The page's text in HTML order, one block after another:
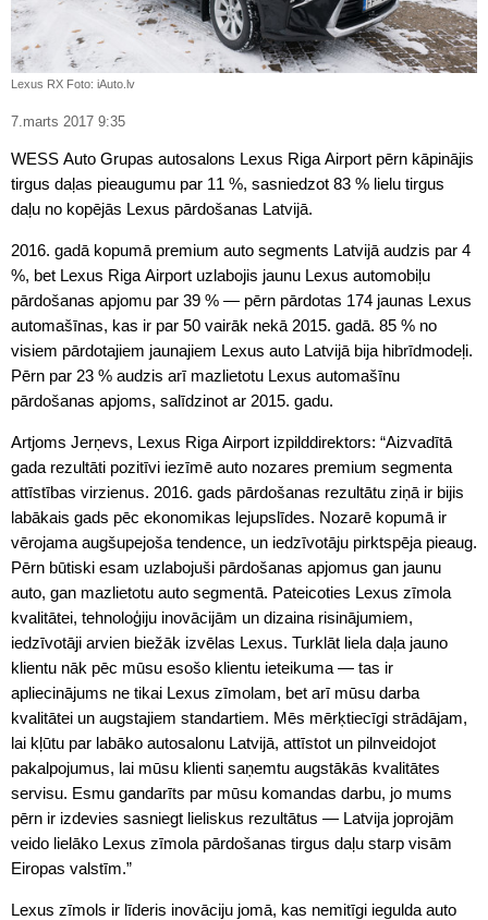
Lexus RX Foto: iAuto.lv
7.marts 2017 9:35
WESS Auto Grupas autosalons Lexus Riga Airport pērn kāpinājis
tirgus daļas pieaugumu par 11 %, sasniedzot 83 % lielu tirgus
daļu no kopējās Lexus pārdošanas Latvijā.
2016. gadā kopumā premium auto segments Latvijā audzis par 4
%, bet Lexus Riga Airport uzlabojis jaunu Lexus automobiļu
pārdošanas apjomu par 39 % — pērn pārdotas 174 jaunas Lexus
automašīnas, kas ir par 50 vairāk nekā 2015. gadā. 85 % no
visiem pārdotajiem jaunajiem Lexus auto Latvijā bija hibrīdmodeļi.
Pērn par 23 % audzis arī mazlietotu Lexus automašīnu
pārdošanas apjoms, salīdzinot ar 2015. gadu.
Artjoms Jerņevs, Lexus Riga Airport izpilddirektors: “Aizvadītā
gada rezultāti pozitīvi iezīmē auto nozares premium segmenta
attīstības virzienus. 2016. gads pārdošanas rezultātu ziņā ir bijis
labākais gads pēc ekonomikas lejupslīdes. Nozarē kopumā ir
vērojama augšupejoša tendence, un iedzīvotāju pirktspēja pieaug.
Pērn būtiski esam uzlabojuši pārdošanas apjomus gan jaunu
auto, gan mazlietotu auto segmentā. Pateicoties Lexus zīmola
kvalitātei, tehnoloģiju inovācijām un dizaina risinājumiem,
iedzīvotāji arvien biežāk izvēlas Lexus. Turklāt liela daļa jauno
klientu nāk pēc mūsu esošo klientu ieteikuma — tas ir
apliecinājums ne tikai Lexus zīmolam, bet arī mūsu darba
kvalitātei un augstajiem standartiem. Mēs mērķtiecīgi strādājam,
lai kļūtu par labāko autosalonu Latvijā, attīstot un pilnveidojot
pakalpojumus, lai mūsu klienti saņemtu augstākās kvalitātes
servisu. Esmu gandarīts par mūsu komandas darbu, jo mums
pērn ir izdevies sasniegt lieliskus rezultātus — Latvija joprojām
veido lielāko Lexus zīmola pārdošanas tirgus daļu starp visām
Eiropas valstīm.”
Lexus zīmols ir līderis inovāciju jomā, kas nemitīgi iegulda auto